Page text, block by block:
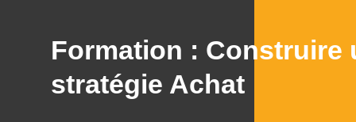
Formation : Construire
stratégie Achat